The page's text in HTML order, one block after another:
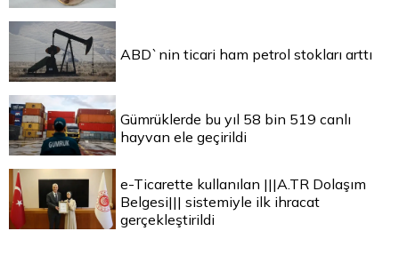
ABD`nin ticari ham petrol stokları arttı
Gümrüklerde bu yıl 58 bin 519 canlı
hayvan ele geçirildi
e-Ticarette kullanılan |||A.TR Dolaşım
Belgesi||| sistemiyle ilk ihracat
gerçekleştirildi